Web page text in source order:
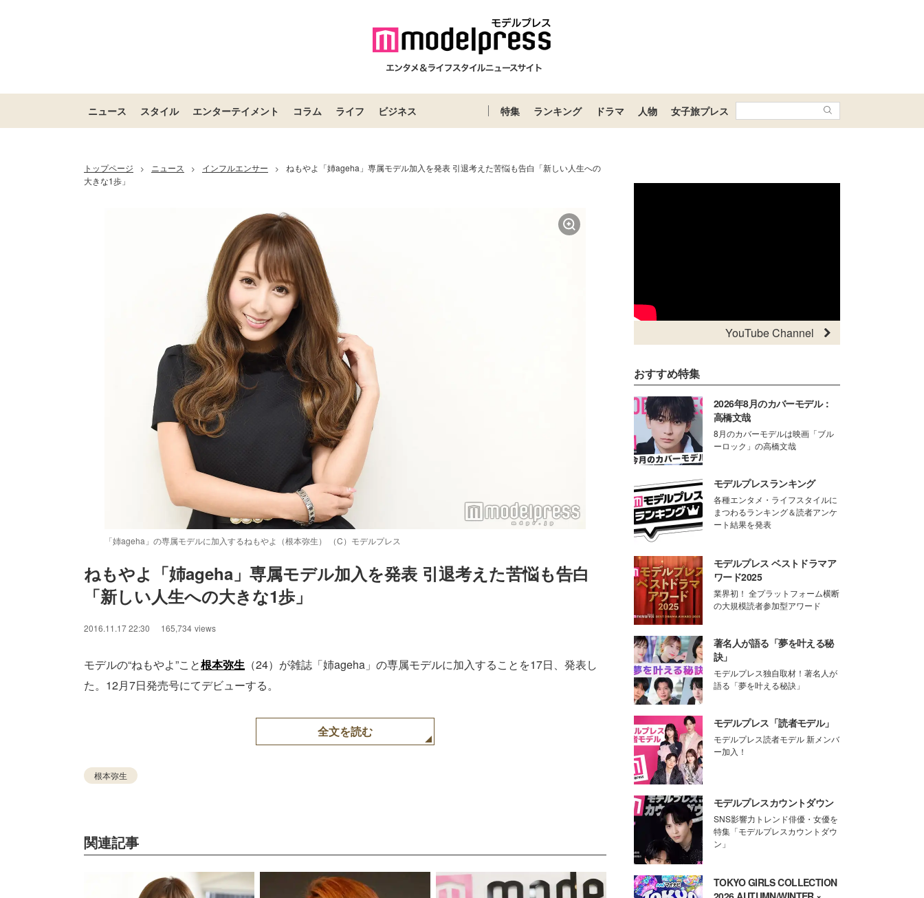
ニュース スタイル エンターテイメント コラム ライフ ビジネス 特集 ランキング ドラマ 人物 女子旅プレス
トップページ > ニュース > インフルエンサー >
ねもやよ「姉ageha」専属モデル加入を発表 引退考えた苦悩も告白「新しい人生への
大きな1歩」
「姉ageha」の専属モデルに加入するねもやよ（根本弥生） （C）モデルプレス
Unmute
ねもやよ「姉ageha」専属モデル加入を発表 引退考えた苦悩も告白
「新しい人生への大きな1歩」
2016.11.17 22:30 165,734 views
モデルの“ねもやよ”こと根本弥生 （24）が雑誌「姉ageha」の専属モデルに加入することを17日、発表し
た。12月7日発売号にてデビューする。
全文を読む
根本弥生
関連記事
YouTube Channel
おすすめ特集
2026年8月のカバーモデル：
高橋文哉
8月のカバーモデルは映画「ブル
ーロック」の高橋文哉
モデルプレスランキング
各種エンタメ・ライフスタイルに
まつわるランキング＆読者アンケ
ート結果を発表
モデルプレス ベストドラマア
ワード2025
業界初！ 全プラットフォーム横断
の大規模読者参加型アワード
著名人が語る「夢を叶える秘
訣」
モデルプレス独自取材！著名人が
語る「夢を叶える秘訣」
モデルプレス「読者モデル」
モデルプレス読者モデル 新メンバ
ー加入！
モデルプレスカウントダウン
SNS影響力トレンド俳優・女優を
特集「モデルプレスカウントダウ
ン」
TOKYO GIRLS COLLECTION